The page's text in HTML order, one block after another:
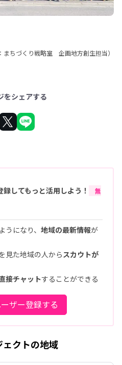
まちづくり戦略室 企画地方創生担当）
をシェアする
録してもっと活用しよう！
無
うになり、 地域の最新情報が
見た地域の人から スカウトが
接チャットすることができる
ザー登録する
ェクトの地域